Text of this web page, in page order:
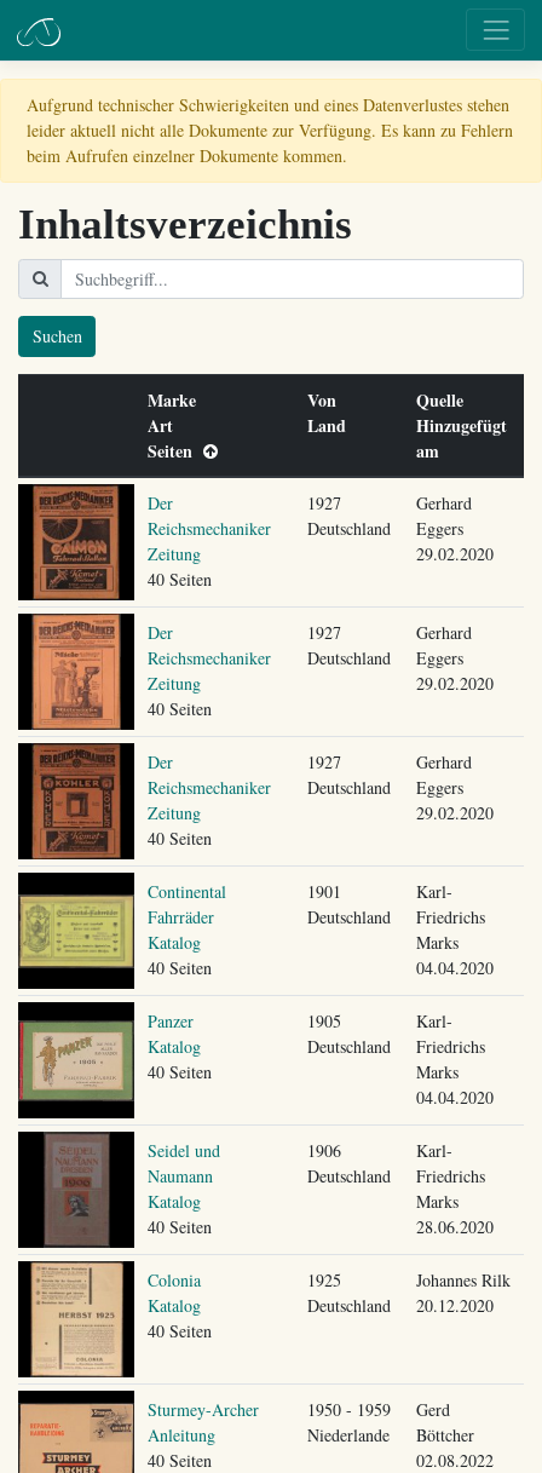
Aufgrund technischer Schwierigkeiten und eines Datenverlustes stehen
leider aktuell nicht alle Dokumente zur Verfügung. Es kann zu Fehlern
beim Aufrufen einzelner Dokumente kommen.
Inhaltsverzeichnis
Suchen
Marke
Art
Seiten
Von
Land
Quelle
Hinzugefügt
am
Der
Reichsmechaniker
Zeitung
40 Seiten
1927
Deutschland
Gerhard
Eggers
29.02.2020
Der
Reichsmechaniker
Zeitung
40 Seiten
1927
Deutschland
Gerhard
Eggers
29.02.2020
Der
Reichsmechaniker
Zeitung
40 Seiten
1927
Deutschland
Gerhard
Eggers
29.02.2020
Continental
Fahrräder
Katalog
40 Seiten
1901
Deutschland
Karl-
Friedrichs
Marks
04.04.2020
Panzer
Katalog
40 Seiten
1905
Deutschland
Karl-
Friedrichs
Marks
04.04.2020
Seidel und
Naumann
Katalog
40 Seiten
1906
Deutschland
Karl-
Friedrichs
Marks
28.06.2020
Colonia
Katalog
40 Seiten
1925
Deutschland
Johannes Rilk
20.12.2020
Sturmey-Archer
Anleitung
40 Seiten
1950 - 1959
Niederlande
Gerd
Böttcher
02.08.2022